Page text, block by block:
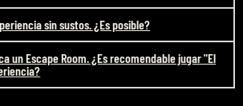
sin sustos. ¿Es posible?
un Escape Room. ¿Es recomendable jugar "El